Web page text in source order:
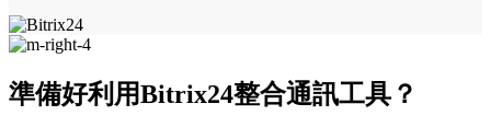
準備好利用Bitrix24整合通訊工具？